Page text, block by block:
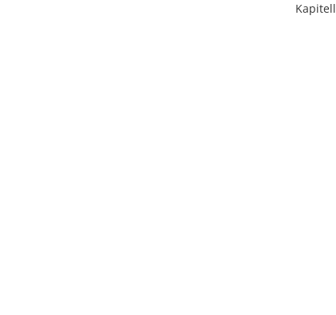
Kapitell